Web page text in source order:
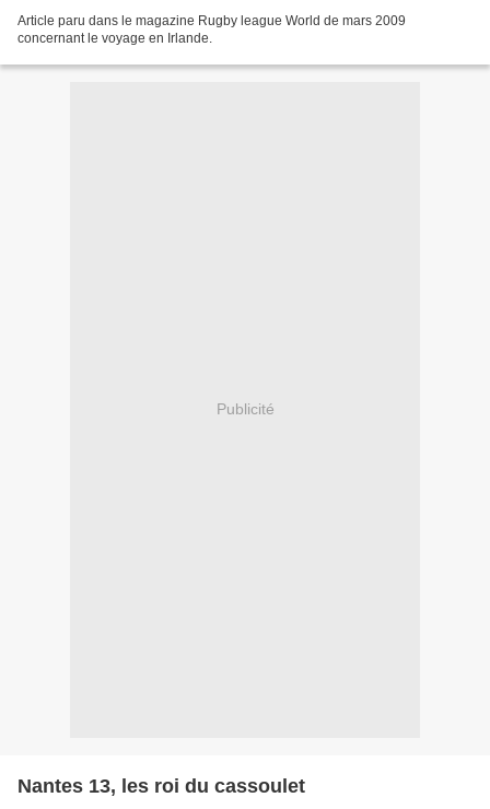
Article paru dans le magazine Rugby league World de mars 2009
concernant le voyage en Irlande.
Publicité
Nantes 13, les roi du cassoulet